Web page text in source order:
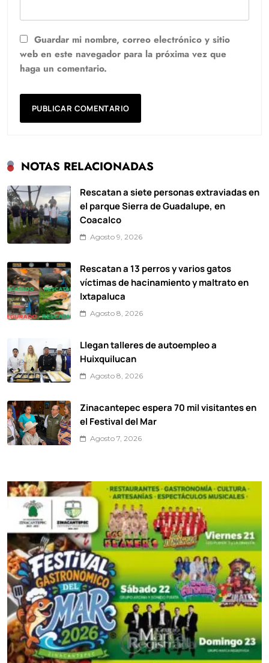
Guardar mi nombre, correo electrónico y sitio
web en este navegador para la próxima vez que
haga un comentario.
NOTAS RELACIONADAS
Rescatan a siete personas extraviadas en
el parque Sierra de Guadalupe, en
Coacalco
Agosto 9, 2026
Rescatan a 13 perros y varios gatos
víctimas de hacinamiento y maltrato en
Ixtapaluca
Agosto 8, 2026
Llegan talleres de autoempleo a
Huixquilucan
Agosto 8, 2026
Zinacantepec espera 70 mil visitantes en
el Festival del Mar
Agosto 7, 2026